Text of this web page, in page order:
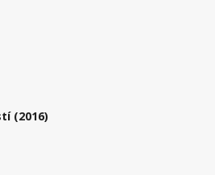
(2016)